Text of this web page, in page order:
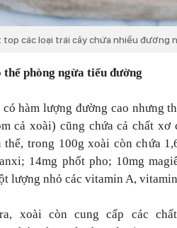
top các loại trái cây chứa nhiều đường
thể phòng ngừa tiểu đường
hàm lượng đường cao nhưng
cả xoài) cũng chứa cả chất
thể, trong 100g xoài còn chứa
14mg phốt pho; 10mg
lượng nhỏ các vitamin A,
xoài còn cung cấp các chất